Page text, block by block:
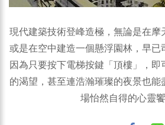
現代建築技術登峰造極，無論是在摩
或是在空中建造一個懸浮園林，早已
因為只要按下電梯按鍵「頂樓」，即
的渴望，甚至連浩瀚璀璨的夜景也能
場怡然自得的心靈饗